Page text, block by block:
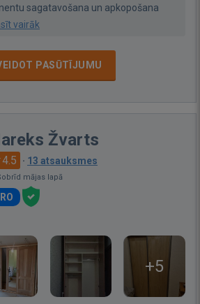
sagatavošana un apkopošana
vairāk
PASŪTĪJUMU
Žvarts
4.5 · 13 atsauksmes
mājas lapā
+5